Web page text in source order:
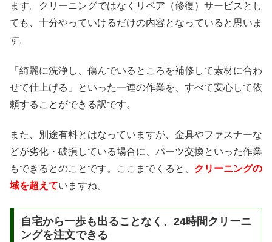
ます。クリーニングではなくリペア（修復）サービスとし
ても、十分やっていけるだけの内容となっていると思いま
す。
「綺麗に洗浄し、傷んでいるところを補修して素材に合わ
せて仕上げる」といった一連の作業を、すべて安心して依
頼することができる訳です。
また、別途有料とはなっていますが、金具やファスナーな
どが劣化・破損している場合に、パーツ交換といった作業
もできるとのことです。ここまでくると、 クリーニングの
域を超えていますね。
自宅から一歩も出ることなく、24時間クリーニ
ングを注文できる